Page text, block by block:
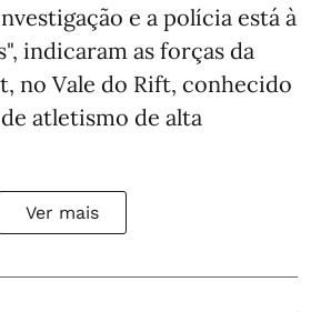
e a polícia está à
indicaram as forças da
no Vale do Rift, conhecido
atletismo de alta
Ver mais